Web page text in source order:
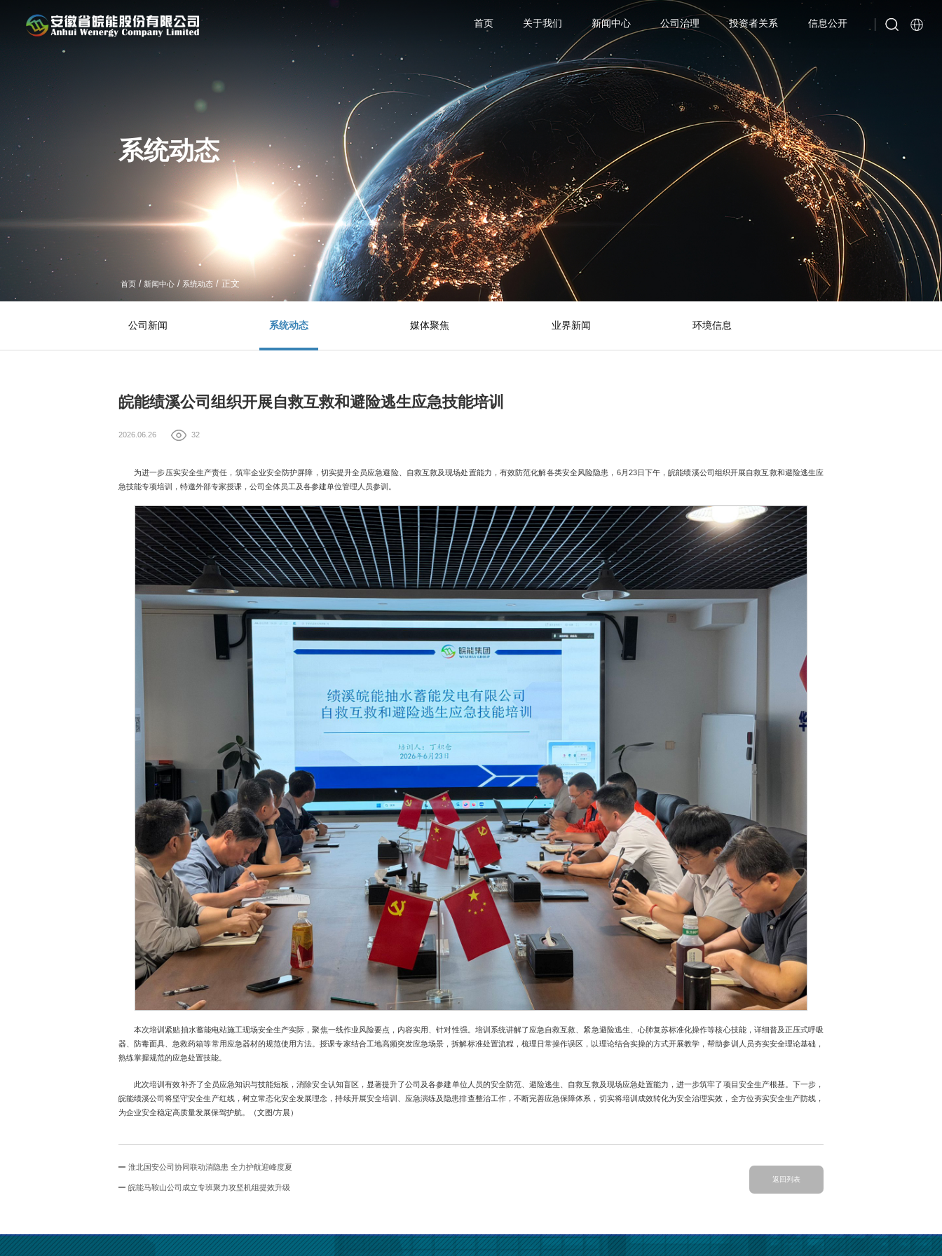
首页 关于我们 新闻中心 公司治理 投资者关系 信息公开
系统动态
首页 / 新闻中心 / 系统动态 / 正文
公司新闻 系统动态 媒体聚焦 业界新闻 环境信息
皖能绩溪公司组织开展自救互救和避险逃生应急技能培训
2026.06.26 32
为进一步压实安全生产责任，筑牢企业安全防护屏障，切实提升全员应急避险、自救互救及现场处置能力，有效防范化解各类安全风险隐患，6月23日下午，皖能绩溪公司组织开展自救互救和避险逃生应
急技能专项培训，特邀外部专家授课，公司全体员工及各参建单位管理人员参训。
本次培训紧贴抽水蓄能电站施工现场安全生产实际，聚焦一线作业风险要点，内容实用、针对性强。培训系统讲解了应急自救互救、紧急避险逃生、心肺复苏标准化操作等核心技能，详细普及正压式呼吸
器、防毒面具、急救药箱等常用应急器材的规范使用方法。授课专家结合工地高频突发应急场景，拆解标准处置流程，梳理日常操作误区，以理论结合实操的方式开展教学，帮助参训人员夯实安全理论基础，
熟练掌握规范的应急处置技能。
此次培训有效补齐了全员应急知识与技能短板，消除安全认知盲区，显著提升了公司及各参建单位人员的安全防范、避险逃生、自救互救及现场应急处置能力，进一步筑牢了项目安全生产根基。下一步，
皖能绩溪公司将坚守安全生产红线，树立常态化安全发展理念，持续开展安全培训、应急演练及隐患排查整治工作，不断完善应急保障体系，切实将培训成效转化为安全治理实效，全方位夯实安全生产防线，
为企业安全稳定高质量发展保驾护航。（文图/方晨）
淮北国安公司协同联动消隐患 全力护航迎峰度夏
皖能马鞍山公司成立专班聚力攻坚机组提效升级
返回列表